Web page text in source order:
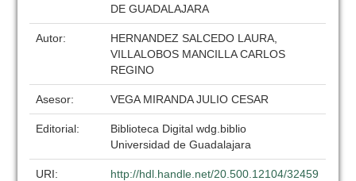
DE GUADALAJARA
Autor:
HERNANDEZ SALCEDO LAURA,
VILLALOBOS MANCILLA CARLOS
REGINO
Asesor: VEGA MIRANDA JULIO CESAR
Editorial:
Biblioteca Digital wdg.biblio
Universidad de Guadalajara
URI:
http://hdl.handle.net/20.500.12104/32459